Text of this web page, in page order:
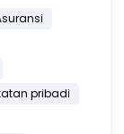
pribadi